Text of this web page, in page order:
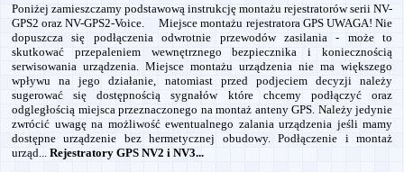
Poniżej zamieszczamy podstawową instrukcję montażu rejestratorów serii NV-
GPS2 oraz NV-GPS2-Voice. Miejsce montażu rejestratora GPS UWAGA! Nie
dopuszcza się podłączenia odwrotnie przewodów zasilania - może to
skutkować przepaleniem wewnętrznego bezpiecznika i koniecznością
serwisowania urządzenia. Miejsce montażu urządzenia nie ma większego
wpływu na jego działanie, natomiast przed podjeciem decyzji należy
sugerować się dostępnością sygnałów które chcemy podłączyć oraz
odgległością miejsca przeznaczonego na montaż anteny GPS. Należy jedynie
zwrócić uwagę na możliwość ewentualnego zalania urządzenia jeśli mamy
dostępne urządzenie bez hermetycznej obudowy. Podłączenie i montaż
urząd... Rejestratory GPS NV2 i NV3...